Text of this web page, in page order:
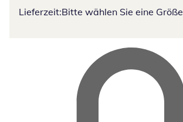
Lieferzeit:Bitte wählen Sie eine Größe